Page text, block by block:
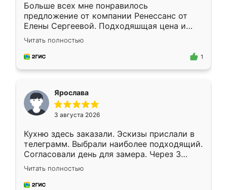
Больше всех мне понравилось
предложение от компании Ренессанс от
Елены Сергеевой. Подходяшщая цена и
короткие сроки изготовления. Приехавший
для замера сотрудник Владислав
предложил по моему эскизу самый
Читать полностью
1
Ярослава
3 августа 2026
Кухню здесь заказали. Эскизы прислали в
телеграмм. Выбрали наиболее подходящий.
Согласовали день для замера. Через 3
недели кухня была уже готова. Остались
довольны работой. Спасибо Ренессанс
мебель за качественную работу!
Читать полностью